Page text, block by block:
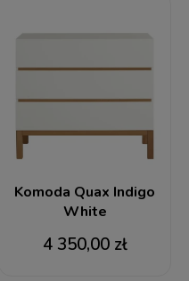
Komoda Quax Indigo
White
4 350,00 zł